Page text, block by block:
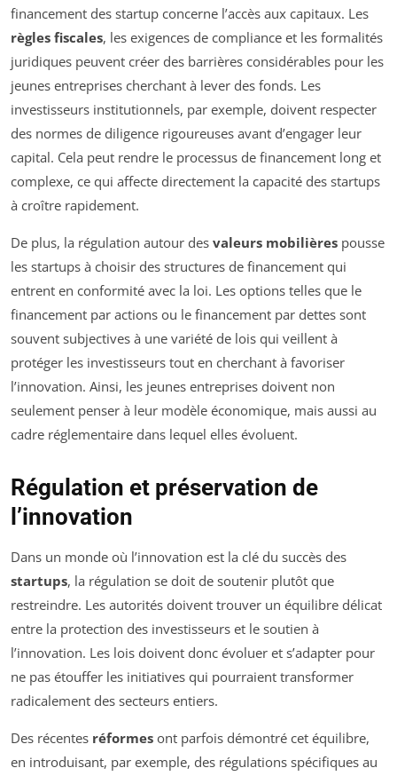
financement des startup concerne l’accès aux capitaux. Les
règles fiscales, les exigences de compliance et les formalités
juridiques peuvent créer des barrières considérables pour les
jeunes entreprises cherchant à lever des fonds. Les
investisseurs institutionnels, par exemple, doivent respecter
des normes de diligence rigoureuses avant d’engager leur
capital. Cela peut rendre le processus de financement long et
complexe, ce qui affecte directement la capacité des startups
à croître rapidement.
De plus, la régulation autour des valeurs mobilières pousse
les startups à choisir des structures de financement qui
entrent en conformité avec la loi. Les options telles que le
financement par actions ou le financement par dettes sont
souvent subjectives à une variété de lois qui veillent à
protéger les investisseurs tout en cherchant à favoriser
l’innovation. Ainsi, les jeunes entreprises doivent non
seulement penser à leur modèle économique, mais aussi au
cadre réglementaire dans lequel elles évoluent.
Régulation et préservation de
l’innovation
Dans un monde où l’innovation est la clé du succès des
startups, la régulation se doit de soutenir plutôt que
restreindre. Les autorités doivent trouver un équilibre délicat
entre la protection des investisseurs et le soutien à
l’innovation. Les lois doivent donc évoluer et s’adapter pour
ne pas étouffer les initiatives qui pourraient transformer
radicalement des secteurs entiers.
Des récentes réformes ont parfois démontré cet équilibre,
en introduisant, par exemple, des régulations spécifiques au